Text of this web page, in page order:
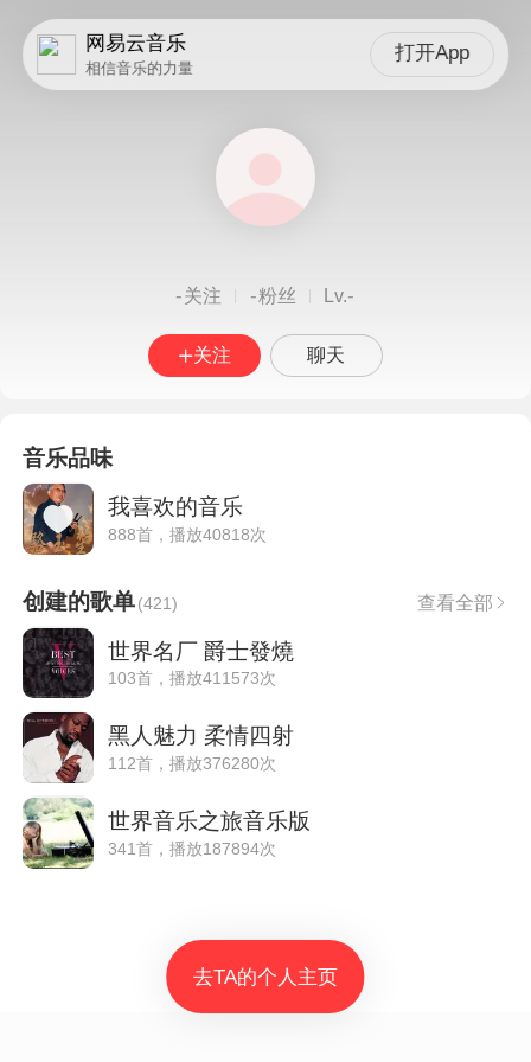
网易云音乐
相信音乐的力量
打开App
-关注 -粉丝 Lv.-
关注 聊天
音乐品味
我喜欢的音乐
888首，播放40818次
创建的歌单(421) 查看全部
世界名厂 爵士發燒
103首，播放411573次
黑人魅力 柔情四射
112首，播放376280次
世界音乐之旅音乐版
341首，播放187894次
去TA的个人主页